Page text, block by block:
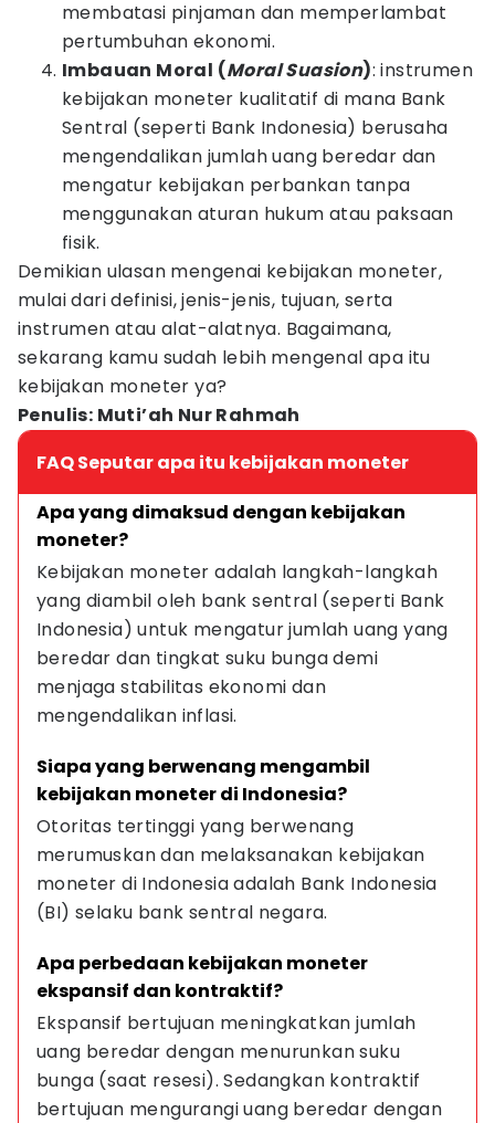
membatasi pinjaman dan memperlambat
pertumbuhan ekonomi.
Imbauan Moral (Moral Suasion): instrumen
kebijakan moneter kualitatif di mana Bank
Sentral (seperti Bank Indonesia) berusaha
mengendalikan jumlah uang beredar dan
mengatur kebijakan perbankan tanpa
menggunakan aturan hukum atau paksaan
fisik.
Demikian ulasan mengenai kebijakan moneter,
mulai dari definisi, jenis-jenis, tujuan, serta
instrumen atau alat-alatnya. Bagaimana,
sekarang kamu sudah lebih mengenal apa itu
kebijakan moneter ya?
Penulis: Muti’ah Nur Rahmah
FAQ Seputar apa itu kebijakan moneter
Apa yang dimaksud dengan kebijakan
moneter?
Kebijakan moneter adalah langkah-langkah
yang diambil oleh bank sentral (seperti Bank
Indonesia) untuk mengatur jumlah uang yang
beredar dan tingkat suku bunga demi
menjaga stabilitas ekonomi dan
mengendalikan inflasi.
Siapa yang berwenang mengambil
kebijakan moneter di Indonesia?
Otoritas tertinggi yang berwenang
merumuskan dan melaksanakan kebijakan
moneter di Indonesia adalah Bank Indonesia
(BI) selaku bank sentral negara.
Apa perbedaan kebijakan moneter
ekspansif dan kontraktif?
Ekspansif bertujuan meningkatkan jumlah
uang beredar dengan menurunkan suku
bunga (saat resesi). Sedangkan kontraktif
bertujuan mengurangi uang beredar dengan